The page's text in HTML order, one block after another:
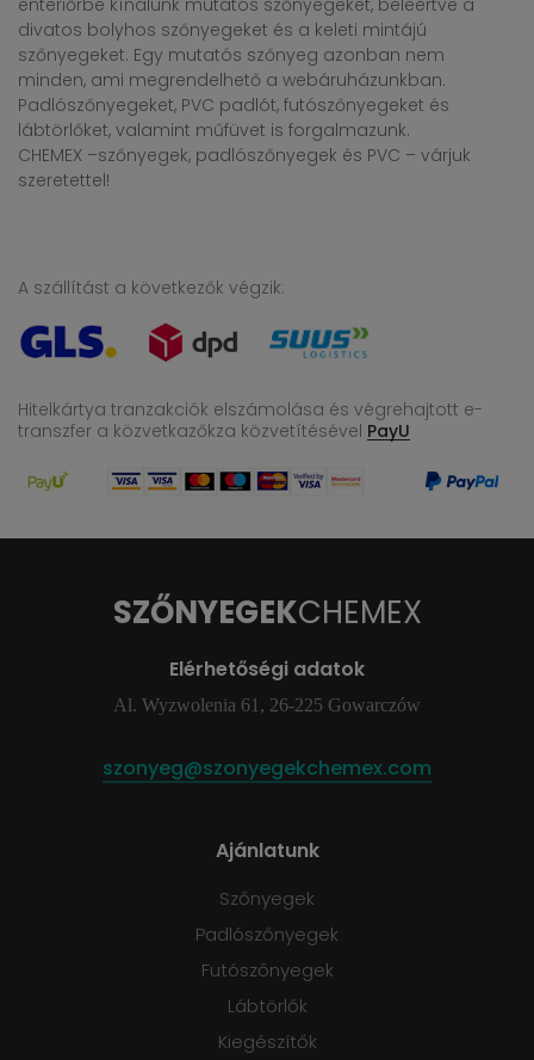
enteriőrbe kínálunk mutatós szőnyegeket, beleértve a
divatos bolyhos szőnyegeket és a keleti mintájú
szőnyegeket. Egy mutatós szőnyeg azonban nem
minden, ami megrendelhető a webáruházunkban.
Padlószőnyegeket, PVC padlót, futószőnyegeket és
lábtörlőket, valamint műfüvet is forgalmazunk.
CHEMEX –szőnyegek, padlószőnyegek és PVC – várjuk
szeretettel!
A szállítást a következők végzik:
Hitelkártya tranzakciók elszámolása és végrehajtott e-
transzfer a közvetkazőkza közvetítésével PayU
SZŐNYEGEKCHEMEX
Elérhetőségi adatok
Al. Wyzwolenia 61, 26-225 Gowarczów
szonyeg@szonyegekchemex.com
Ajánlatunk
Szőnyegek
Padlószőnyegek
Futószőnyegek
Lábtörlők
Kiegészítők